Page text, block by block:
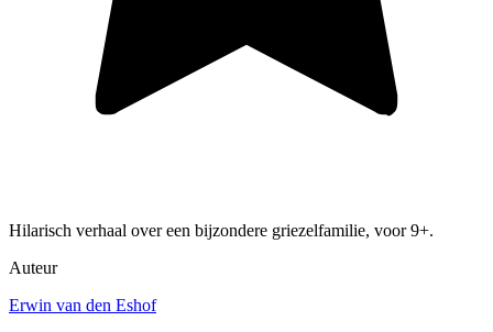
Hilarisch verhaal over een bijzondere griezelfamilie, voor 9+.
Auteur
Erwin van den Eshof